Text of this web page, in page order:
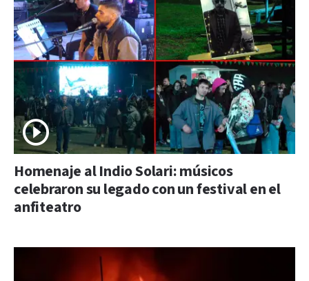
Homenaje al Indio Solari: músicos
celebraron su legado con un festival en el
anfiteatro